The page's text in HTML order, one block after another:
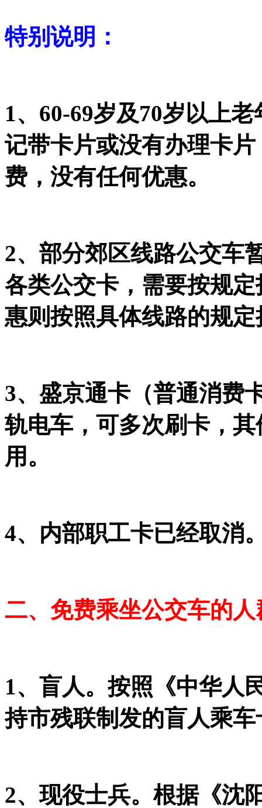
特别说明：
1、60-69岁及70岁以上
记带卡片或没有办理卡
费，没有任何优惠。
2、部分郊区线路公交车
各类公交卡，需要按规
惠则按照具体线路的规定
3、盛京通卡（普通消费
轨电车，可多次刷卡，
用。
4、内部职工卡已经取消
二、免费乘坐公交车的人
1、盲人。按照《中华人
持市残联制发的盲人乘
2、现役士兵。根据《沈